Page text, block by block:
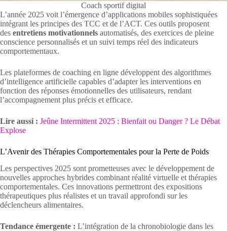
Coach sportif digital
L’année 2025 voit l’émergence d’applications mobiles sophistiquées
intégrant les principes des TCC et de l’ACT. Ces outils proposent
des entretiens motivationnels automatisés, des exercices de pleine
conscience personnalisés et un suivi temps réel des indicateurs
comportementaux.
Les plateformes de coaching en ligne développent des algorithmes
d’intelligence artificielle capables d’adapter les interventions en
fonction des réponses émotionnelles des utilisateurs, rendant
l’accompagnement plus précis et efficace.
Lire aussi : Jeûne Intermittent 2025 : Bienfait ou Danger ? Le Débat
Explose
L’Avenir des Thérapies Comportementales pour la Perte de Poids
Les perspectives 2025 sont prometteuses avec le développement de
nouvelles approches hybrides combinant réalité virtuelle et thérapies
comportementales. Ces innovations permettront des expositions
thérapeutiques plus réalistes et un travail approfondi sur les
déclencheurs alimentaires.
Tendance émergente : L’intégration de la chronobiologie dans les